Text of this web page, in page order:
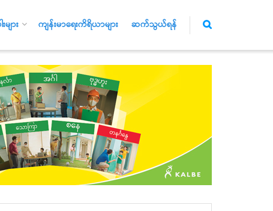
ျား ကျန်းမာရေးကိရိယာများ ဆက်သွယ်ရန်